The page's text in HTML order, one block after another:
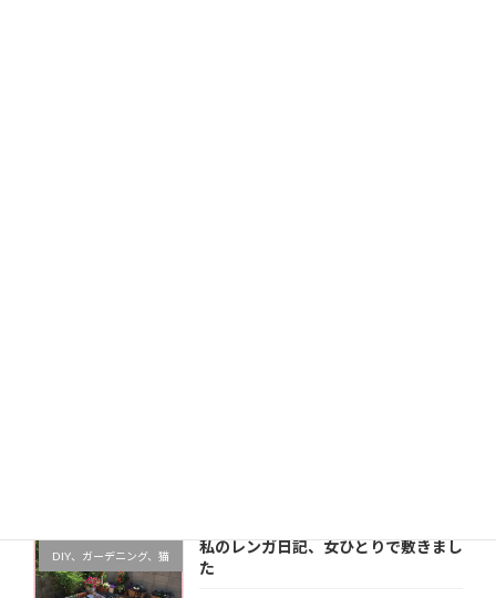
DIY、ガーデニング、猫
私のレンガ日記、女ひとりで敷きまし
た